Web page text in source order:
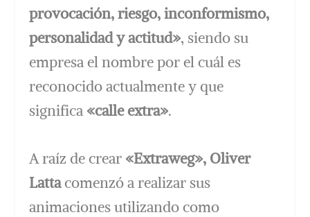
provocación, riesgo, inconformismo,
personalidad y actitud», siendo su
empresa el nombre por el cuál es
reconocido actualmente y que
significa «calle extra».
A raíz de crear «Extraweg», Oliver
Lattacomenzó a realizar sus
animaciones utilizando como